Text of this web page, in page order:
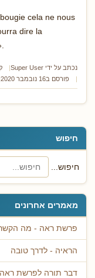
חיפוש
חיפוש...
מאמרים אחרונים
פרשת ראה - מה הקשר
הראיה - לדרך טובה
דבר תורה לפרשת ראה
cela ne nous
dire la
נכתב על ידי Super User
פורסם ב16 נובמבר 2020